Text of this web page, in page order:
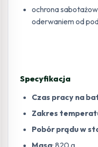
ochrona
oderwaniem od
Specyfikacja
Czas pracy na
Zakres
Pobór prądu w
Masa: 820 g